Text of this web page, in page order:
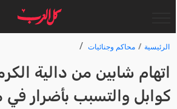
الرئيسية محاكم وجنائيات
اتهام شابين من دالية
كوابل والتسبب بأضرار في